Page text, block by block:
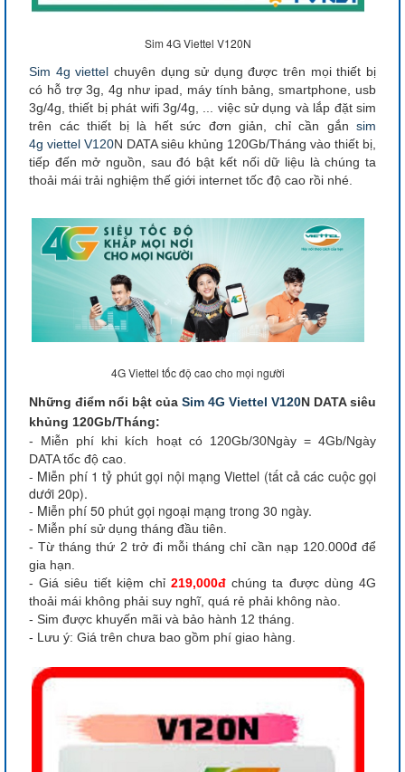
Sim 4G Viettel V120N
Sim 4g viettel chuyên dụng sử dụng được trên mọi thiết bị
có hỗ trợ 3g, 4g như ipad, máy tính bảng, smartphone, usb
3g/4g, thiết bị phát wifi 3g/4g, ... việc sử dụng và lắp đặt sim
trên các thiết bị là hết sức đơn giản, chỉ cần gắn sim
4g viettel V120N DATA siêu khủng 120Gb/Tháng vào thiết bị,
tiếp đến mở nguồn, sau đó bật kết nối dữ liệu là chúng ta
thoải mái trải nghiệm thế giới internet tốc độ cao rồi nhé.
4G Viettel tốc độ cao cho mọi người
Những điểm nổi bật của Sim 4G Viettel V120N DATA siêu
khủng 120Gb/Tháng:
- Miễn phí khi kích hoạt có 120Gb/30Ngày = 4Gb/Ngày
DATA tốc độ cao.
- Miễn phí 1 tỷ phút gọi nội mạng Viettel (tất cả các cuộc gọi
dưới 20p).
- Miễn phí 50 phút gọi ngoại mạng trong 30 ngày.
- Miễn phí sử dụng tháng đầu tiên.
- Từ tháng thứ 2 trở đi mỗi tháng chỉ cần nạp 120.000đ để
gia hạn.
- Giá siêu tiết kiệm chỉ219,000đ chúng ta được dùng 4G
thoải mái không phải suy nghĩ, quá rẻ phải không nào.
- Sim được khuyến mãi và bảo hành 12 tháng.
- Lưu ý: Giá trên chưa bao gồm phí giao hàng.